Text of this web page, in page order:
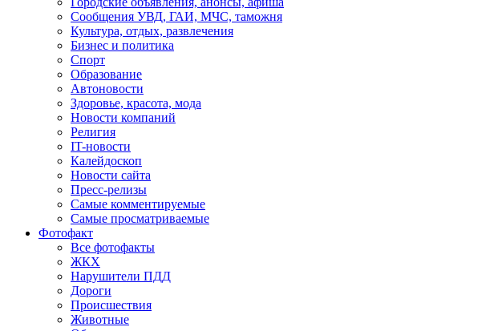
Сообщения УВД, ГАИ, МЧС, таможня
Культура, отдых, развлечения
Бизнес и политика
Спорт
Образование
Автоновости
Здоровье, красота, мода
Новости компаний
Религия
IT-новости
Калейдоскоп
Новости сайта
Пресс-релизы
Самые комментируемые
Самые просматриваемые
Фотофакт
Все фотофакты
ЖКХ
Нарушители ПДД
Дороги
Происшествия
Животные